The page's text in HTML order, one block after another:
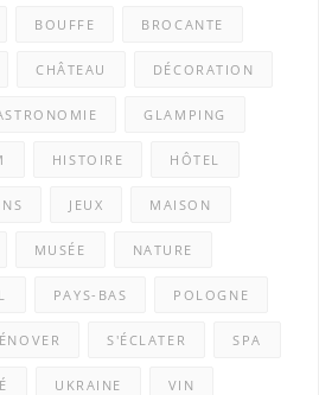
BOUFFE BROCANTE
CHÂTEAU DÉCORATION
GLAMPING
HISTOIRE HÔTEL
JEUX MAISON
MUSÉE NATURE
PAYS-BAS POLOGNE
S'ÉCLATER SPA
UKRAINE VIN